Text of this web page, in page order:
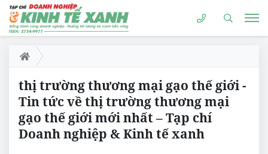
thị trường thương mại gạo thế giới -
Tin tức về thị trường thương mại
gạo thế giới mới nhất – Tạp chí
Doanh nghiệp & Kinh tế xanh